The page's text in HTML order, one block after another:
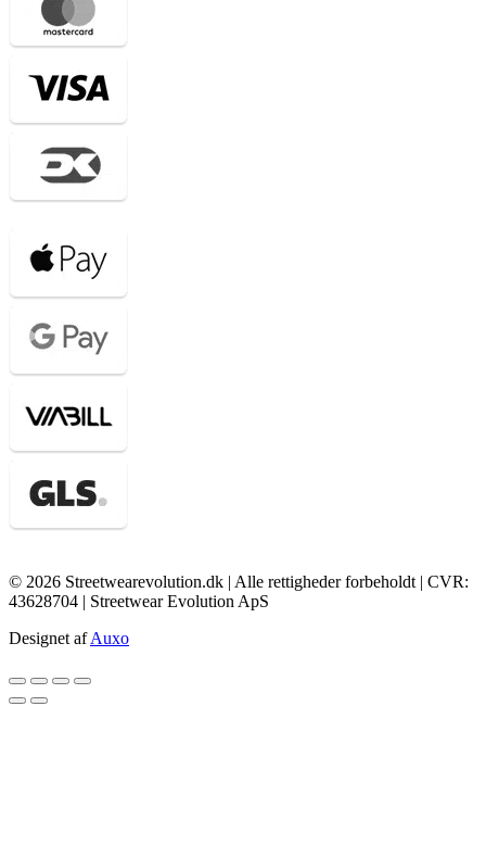
© 2026 Streetwearevolution.dk | Alle rettigheder forbeholdt | CVR:
43628704 | Streetwear Evolution ApS
Designet afAuxo